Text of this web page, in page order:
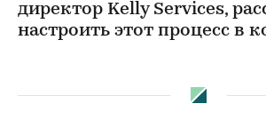
директор Kelly Services,
настроить этот процесс в